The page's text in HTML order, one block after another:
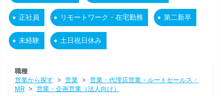
正社員 リモートワーク・在宅勤務 第二新卒
未経験 土日祝日休み
職種
営業から探す > 営業> 営業・代理店営業・ルートセールス・
MR> 営業・企画営業（法人向け）